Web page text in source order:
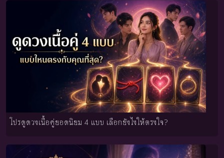
โปรดูดวงเนื้อคู่ยอดนิยม 4 แบบ เลือกยังไงให้ตรงใจ?